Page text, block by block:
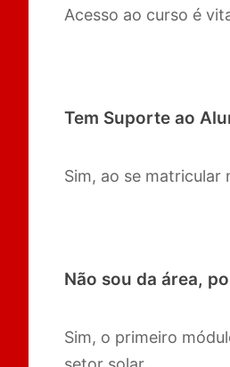
Acesso ao curso é
Tem Suporte ao
Sim, ao se
Não sou da área,
Sim, o primeiro